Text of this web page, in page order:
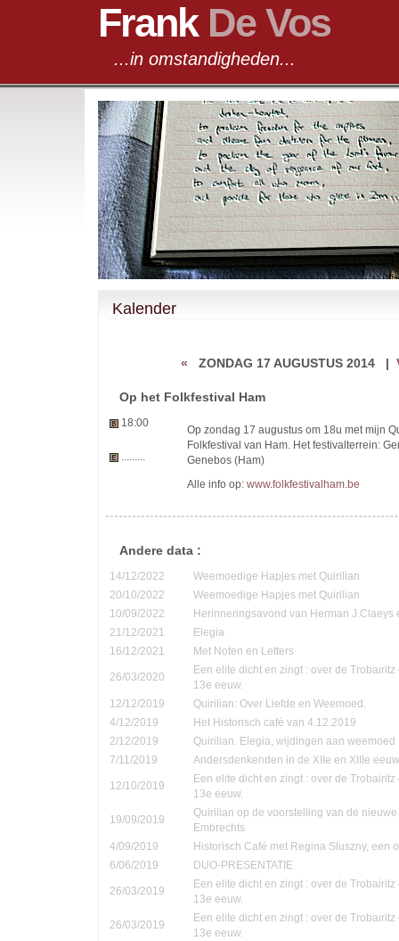
Frank De Vos
...in omstandigheden...
Kalender
« ZONDAG 17 AUGUSTUS 2014 |
Op het Folkfestival Ham
18:00
Op zondag 17 augustus om 18u met mijn
Folkfestival van Ham. Het festivalterrein:
Genebos (Ham)
Alle info op: www.folkfestivalham.be
Andere data :
14/12/2022
Weemoedige Hapjes met Quirilian
20/10/2022
Weemoedige Hapjes met Quirilian
10/09/2022
Herinneringsavond van Herman J.Claeys
21/12/2021
Elegia
16/12/2021
Met Noten en Letters
26/03/2020
Een elite dicht en zingt : over de
13e eeuw.
12/12/2019
Quirilian: Over Liefde en Weemoed.
4/12/2019
Het Historisch café van 4.12.2019
2/12/2019
Quirilian. Elegia, wijdingen aan weemoed
7/11/2019
Andersdenkenden in de XIIe en XIIIe
12/10/2019
Een elite dicht en zingt : over de
13e eeuw.
19/09/2019
Quirilian op de voorstelling van de
Embrechts
4/09/2019
Historisch Café met Regina Sluszny, een
6/06/2019
DUO-PRESENTATIE
26/03/2019
Een elite dicht en zingt : over de
13e eeuw.
26/03/2019
Een elite dicht en zingt : over de
13e eeuw.